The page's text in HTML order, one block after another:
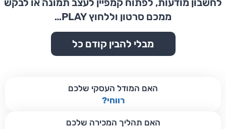
לחשבון מודעות, לפתוח קמפיין לעצב תמונה או לבקש
ממכם סרטון וללחוץ PLAY…
מבלי להבין קודם כל
האם המודל העסקי שלכם
רווחי?
האם תהליך המכירה שלכם